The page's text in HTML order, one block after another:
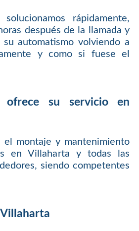
rápidamente,
después de la llamada y
su automatismo volviendo a
y como si fuese el
ofrece su servicio en
el montaje y mantenimiento
en Villaharta y todas las
siendo competentes